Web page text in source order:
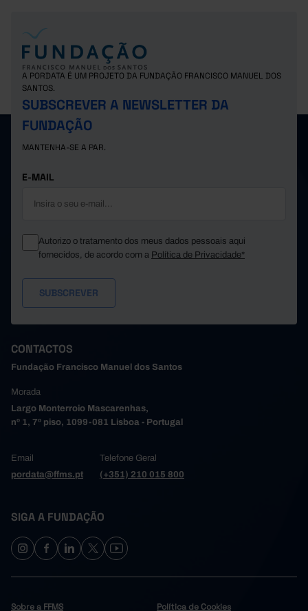
A PORDATA É UM PROJETO DA FUNDAÇÃO FRANCISCO MANUEL DOS
SANTOS.
SUBSCREVER A NEWSLETTER DA
FUNDAÇÃO
MANTENHA-SE A PAR.
E-MAIL
Autorizo o tratamento dos meus dados pessoais aqui
fornecidos, de acordo com a Política de Privacidade*
CONTACTOS
Fundação Francisco Manuel dos Santos
Morada
Largo Monterroio Mascarenhas,
nº 1, 7º piso, 1099-081 Lisboa - Portugal
Email
pordata@ffms.pt
Telefone Geral
(+351) 210 015 800
SIGA A FUNDAÇÃO
Sobre a FFMS Política de Cookies